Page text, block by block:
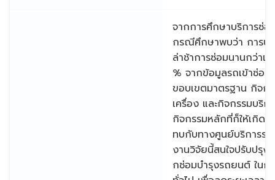
จากการศึกษาบริการซ่
กรณีศึกษาพบว่า การบ
ล่าช้าการซ่อมนานกว่าเ
% จากข้อมูลรถเข้าซ่อ
ขอบเขตมาตรฐาน กิจก
เครื่อง และกิจกรรมบริ
กิจกรรมหลักที่ก็ให้เกิดค
ทบกับทางศูนย์บริการร
งานวิจัยนี้สนใจปรับปรุง
กช่อมบำรุงรถยนต์ ใน